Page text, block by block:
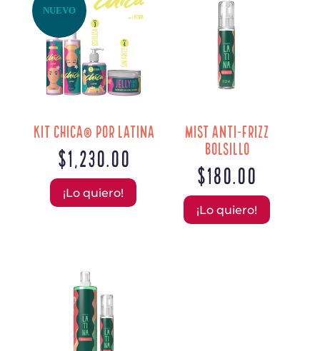
NUEVO
Kit Chica® por Latina
$1,230.00
¡Lo quiero!
Mist Anti-Frizz
Bolsillo
$180.00
¡Lo quiero!